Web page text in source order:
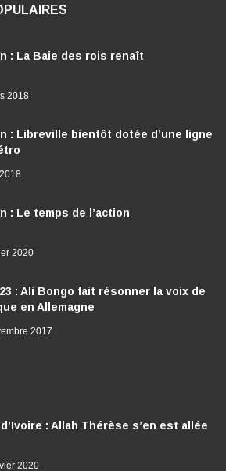
: La Baie des rois renaît
2018
: Libreville bientôt dotée d’une ligne
: Le temps de l’action
2020
: Ali Bongo fait résonner la voix de
en Allemagne
2017
: Allah Thérèse s’en est allée
2020